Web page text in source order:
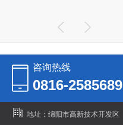
咨询热线
0816-2585689
地址：绵阳市高新技术开发区